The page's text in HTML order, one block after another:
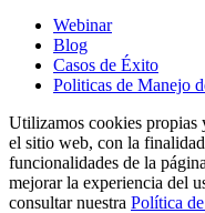
Webinar
Blog
Casos de Éxito
Politicas de Manejo
Utilizamos cookies propias
el sitio web, con la
funcionalidades de la
mejorar la experiencia del
consultar nuestra Política